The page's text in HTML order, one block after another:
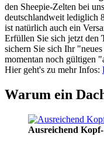
den Sheepie-Zelten bei uns
deutschlandweit lediglich
ist natürlich auch ein
Erfüllen Sie sich jetzt den
sichern Sie sich Ihr
momentan noch gültigen
Hier geht's zu mehr Infos:
Warum ein
Ausreichend